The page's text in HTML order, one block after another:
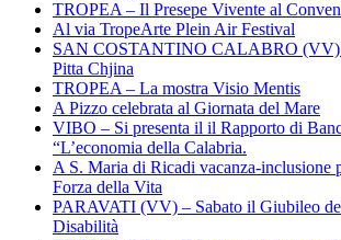
TROPEA – Il Presepe Vivente al
Al via TropeArte Plein Air Festival
SAN COSTANTINO CALABRO (VV)
Pitta Chjina
TROPEA – La mostra Visio Mentis
A Pizzo celebrata al Giornata del Mare
VIBO – Si presenta il il Rapporto di
“L’economia della Calabria.
A S. Maria di Ricadi vacanza-inclusione
Forza della Vita
PARAVATI (VV) – Sabato il Giubileo
Disabilità